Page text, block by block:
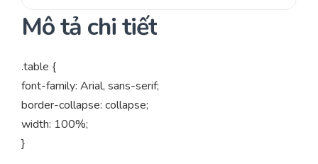
Mô tả chi tiết
.table {
font-family: Arial, sans-serif;
border-collapse: collapse;
width: 100%;
}